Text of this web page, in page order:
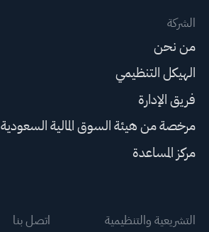
الشركة
من نحن
الهيكل التنظيمي
فريق الإدارة
مرخصة من هيئة السوق المالية السعودية
مركز المساعدة
التشريعية والتنظيمية اتصل بنا